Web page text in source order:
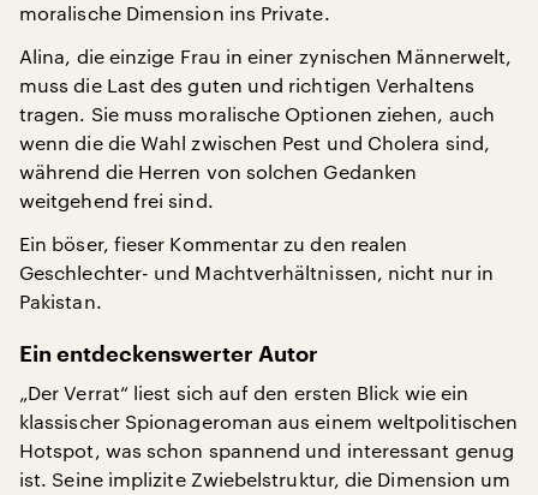
moralische Dimension ins Private.
Alina, die einzige Frau in einer zynischen Männerwelt,
muss die Last des guten und richtigen Verhaltens
tragen. Sie muss moralische Optionen ziehen, auch
wenn die die Wahl zwischen Pest und Cholera sind,
während die Herren von solchen Gedanken
weitgehend frei sind.
Ein böser, fieser Kommentar zu den realen
Geschlechter- und Machtverhältnissen, nicht nur in
Pakistan.
Ein entdeckenswerter Autor
„Der Verrat“ liest sich auf den ersten Blick wie ein
klassischer Spionageroman aus einem weltpolitischen
Hotspot, was schon spannend und interessant genug
ist. Seine implizite Zwiebelstruktur, die Dimension um